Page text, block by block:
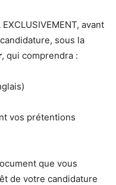
avant
sous la
, qui comprendra :
vos prétentions
que vous
de votre candidature